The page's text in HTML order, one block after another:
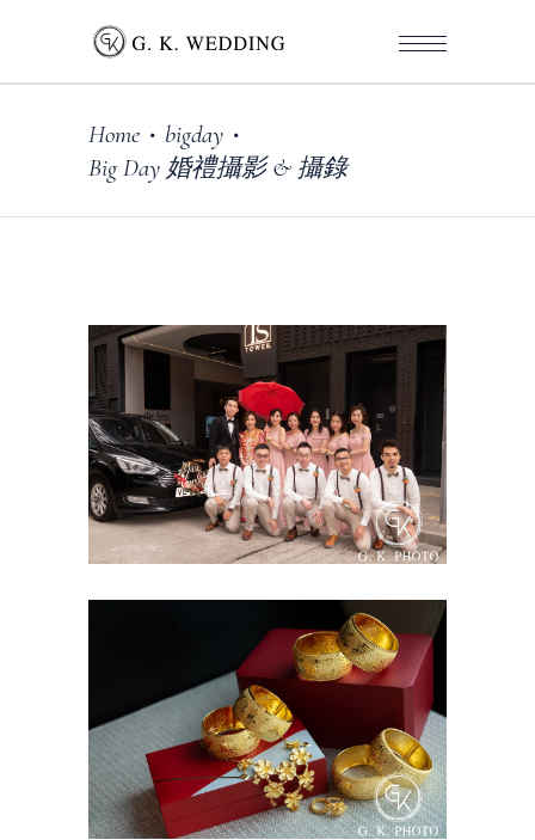
Home • bigday •
Big Day 婚禮攝影 & 攝錄